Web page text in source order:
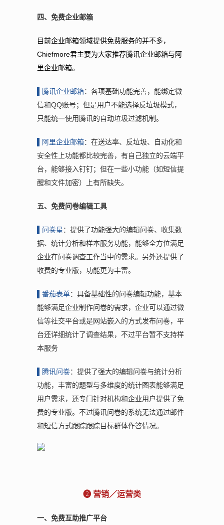
四、免费企业邮箱
目前企业邮箱领域提供免费服务的并不多，
Chiefmore君主要为大家推荐腾讯企业邮箱与阿
里企业邮箱。
▌腾讯企业邮箱：各项基础功能完善，能绑定微
信和QQ账号；但是用户不能选择反垃圾模式，
只能统一使用腾讯的自动垃圾过滤机制。
▌阿里企业邮箱：在送达率、反垃圾、自动化和
安全性上功能都比较完善，有自己独立的云端平
台，能够接入钉钉；但在一些小功能（如短信提
醒和文件加密）上有所缺失。
五、免费问卷编辑工具
▌问卷星：提供了功能强大的编辑问卷、收集数
据、统计分析和样本服务功能，能够全方位满足
企业在问卷调查工作当中的需求。另外还提供了
收费的专业版，功能更为丰富。
▌番茄表单：具备基础性的问卷编辑功能，基本
能够满足企业制作问卷的需求，企业可以通过微
信等社交平台或是网站嵌入的方式发布问卷，平
台还详细统计了调查结果，不过平台暂不支持样
本服务
▌腾讯问卷：提供了强大的编辑问卷与统计分析
功能，丰富的题型与多维度的统计图表能够满足
用户需求，还专门针对机构和企业用户提供了免
费的专业版。不过腾讯问卷的系统无法通过邮件
和短信方式跟踪跟踪目标群体作答情况。
❷ 营销／运营类
一、免费互助推广平台